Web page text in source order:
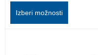
Izberi možnosti